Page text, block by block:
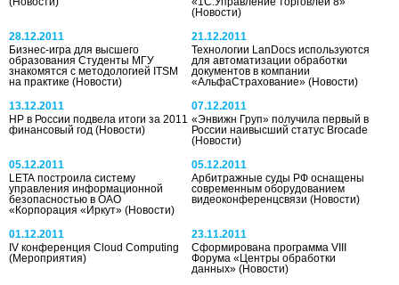
(Новости)
28.12.2011
Бизнес-игра для высшего
образования Студенты МГУ
знакомятся с методологией ITSM
на практике (Новости)
21.12.2011
Технологии LanDocs используются
для автоматизации обработки
документов в компании
«АльфаСтрахование»(Новости)
13.12.2011
HP в России подвела итоги за 2011
финансовый год (Новости)
07.12.2011
«Энвижн Груп» получила первый в
России наивысший статус Brocade
(Новости)
05.12.2011
LETA построила систему
управления информационной
безопасностью в ОАО
«Корпорация «Иркут» (Новости)
05.12.2011
Арбитражные суды РФ оснащены
современным оборудованием
видеоконференцсвязи(Новости)
01.12.2011
IV конференция Cloud Computing
(Мероприятия)
23.11.2011
Сформирована программа VIII
Форума «Центры обработки
данных»(Новости)